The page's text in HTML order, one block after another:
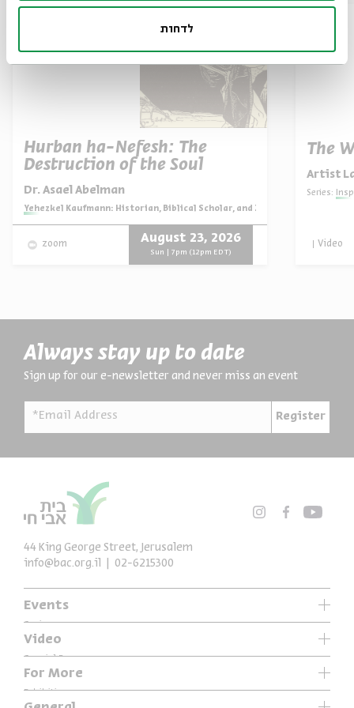
לדחות
Hurban ha-Nefesh: The
Destruction of the Soul
Dr. Asael Abelman
Series:
Yehezkel Kaufmann: Historian, Biblical Scholar, and Zionist Thinker
zoom August 23, 2026
Sun | 7pm (12pm EDT)
The
Artist
Series:
Video
Always stay up to date
Sign up for our e-newsletter and never miss an event
*Email Address Register
Events
Series
Past Programs
Video
Special Programs
Music
For More
Exhibitions
44 King George Street, Jerusalem
info@bac.org.il
02-6215300